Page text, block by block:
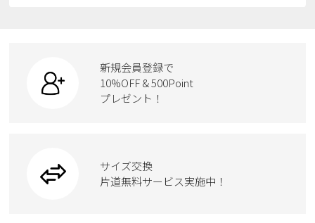
カジュアルシューズ
ワークシューズ
ウェア
ローファー
ブーツ
スクール
ボディバッグ
ハンドバッグ
トートバッグ
ケア用品
新規会員登録で
10%OFF & 500Point
プレゼント！
サイズ交換
片道無料サービス実施中！